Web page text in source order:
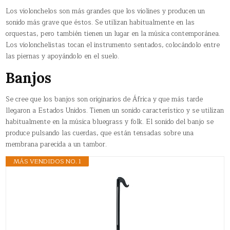
Los violonchelos son más grandes que los violines y producen un
sonido más grave que éstos. Se utilizan habitualmente en las
orquestas, pero también tienen un lugar en la música contemporánea.
Los violonchelistas tocan el instrumento sentados, colocándolo entre
las piernas y apoyándolo en el suelo.
Banjos
Se cree que los banjos son originarios de África y que más tarde
llegaron a Estados Unidos. Tienen un sonido característico y se utilizan
habitualmente en la música bluegrass y folk. El sonido del banjo se
produce pulsando las cuerdas, que están tensadas sobre una
membrana parecida a un tambor.
MÁS VENDIDOS NO. 1